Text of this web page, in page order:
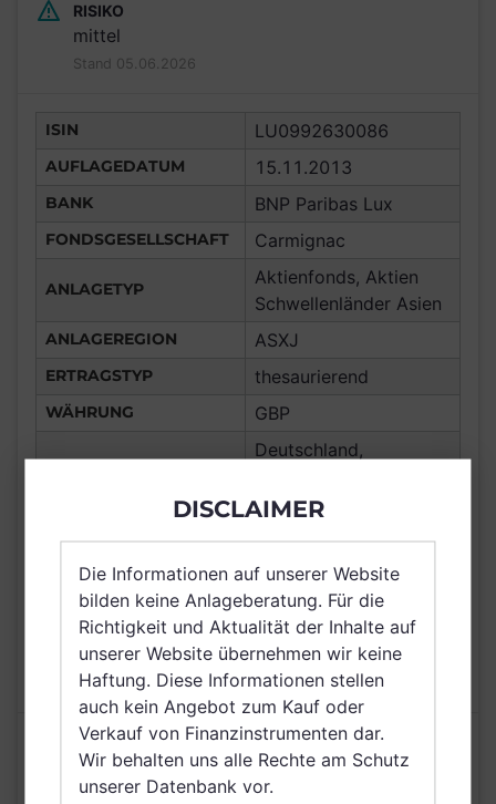
RISIKO
mittel
Stand 05.06.2026
ISIN LU0992630086
AUFLAGEDATUM 15.11.2013
BANK BNP Paribas Lux
FONDSGESELLSCHAFT Carmignac
ANLAGETYP
Aktienfonds, Aktien
Schwellenländer Asien
ANLAGEREGION ASXJ
ERTRAGSTYP thesaurierend
WÄHRUNG GBP
VERTRIEBSZULASSUNG
Deutschland,
Vereinigtes Königreich
Schweden, Singapur
AUSGABEAUFSCHLAG N/A
MAX. LAUFENDE
KOSTEN
1,20%
Risikoeinstufung laut Anbieter (KID)
DISCLAIMER
Die Informationen auf unserer Website
bilden keine Anlageberatung. Für die
Richtigkeit und Aktualität der Inhalte auf
unserer Website übernehmen wir keine
Haftung. Diese Informationen stellen
auch kein Angebot zum Kauf oder
Verkauf von Finanzinstrumenten dar.
Wir behalten uns alle Rechte am Schutz
unserer Datenbank vor.